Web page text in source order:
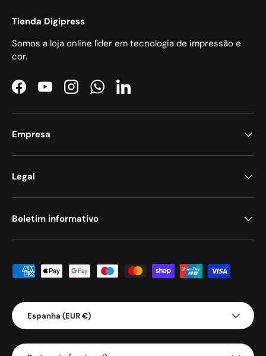
Tienda Digipress
Somos a loja online líder em tecnologia de impressão e
cor.
FacebookYouTubeInstagramWhatsAppLinkedIn
Empresa
Legal
Boletim informativo
Métodos de pagamento aceites
País/Região
Espanha (EUR €)
Idioma